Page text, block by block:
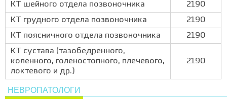
КТ шейного отдела позвоночника
2190
КТ грудного отдела позвоночника
2190
КТ поясничного отдела позвоночника
2190
КТ сустава (тазобедренного,
коленного, голеностопного, плечевого,
локтевого и др.)
2190
НЕВРОПАТОЛОГИ